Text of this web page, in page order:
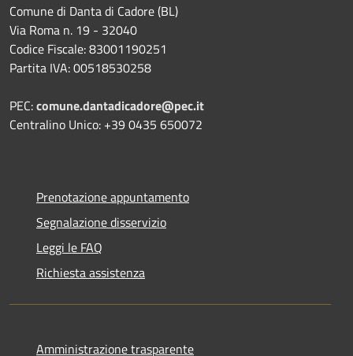
Comune di Danta di Cadore (BL)
Via Roma n. 19 - 32040
Codice Fiscale: 83001190251
Partita IVA: 00518530258
PEC:comune.dantadicadore@pec.it
Centralino Unico: +39 0435 650072
Prenotazione appuntamento
Segnalazione disservizio
Leggi le FAQ
Richiesta assistenza
Amministrazione trasparente